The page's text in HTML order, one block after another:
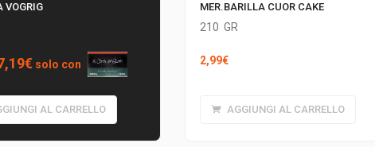
VOGRIG
€Il
attuale
è:
solo con
AL CARRELLO
MER.BARILLA CUOR CAKE
210 GR
2,99€
AGGIUNGI AL CARRELLO